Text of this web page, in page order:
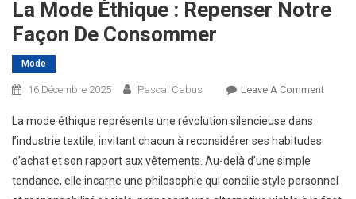
La Mode Éthique : Repenser Notre
Façon De Consommer
Mode
16 Décembre 2025 Pascal Cabus Leave A CommentOn
La mode éthique représente une révolution silencieuse dans
l’industrie textile, invitant chacun à reconsidérer ses habitudes
d’achat et son rapport aux vêtements. Au-delà d’une simple
tendance, elle incarne une philosophie qui concilie style personnel